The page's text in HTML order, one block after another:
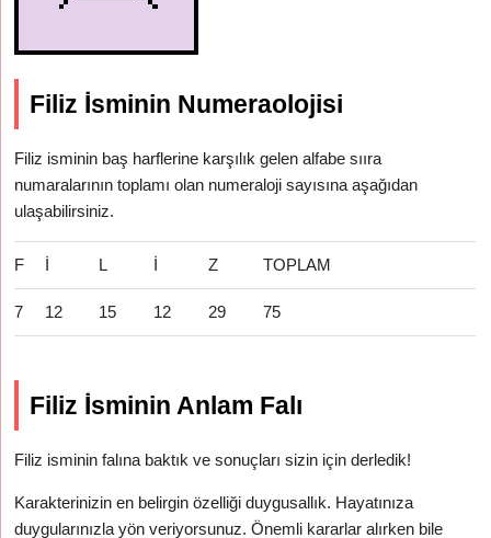
Filiz İsminin Numeraolojisi
Filiz isminin baş harflerine karşılık gelen alfabe sııra
numaralarının toplamı olan numeraloji sayısına aşağıdan
ulaşabilirsiniz.
F İ L İ Z TOPLAM
7 12 15 12 29 75
Filiz İsminin Anlam Falı
Filiz isminin falına baktık ve sonuçları sizin için derledik!
Karakterinizin en belirgin özelliği duygusallık. Hayatınıza
duygularınızla yön veriyorsunuz. Önemli kararlar alırken bile